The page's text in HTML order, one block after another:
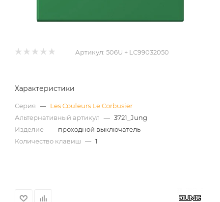
Артикул: 506U + LC99032050
Характеристики
Серия — Les Couleurs Le Corbusier
Альтернативный артикул — 3721_Jung
Изделие — проходной выключатель
Количество клавиш — 1